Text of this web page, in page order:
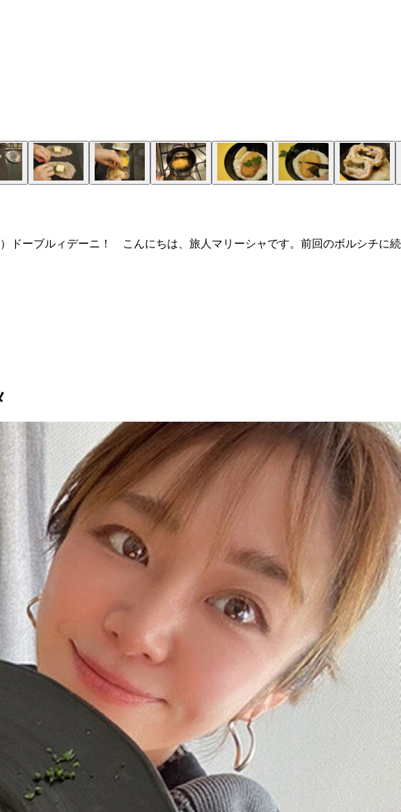
みました）
いう名のスープ、（下のトレー）チキンシュニッツェル、多分チキンソーセ
。
ーブルィデーニ！ こんにちは、旅人マリーシャです。前回のボルシチに続